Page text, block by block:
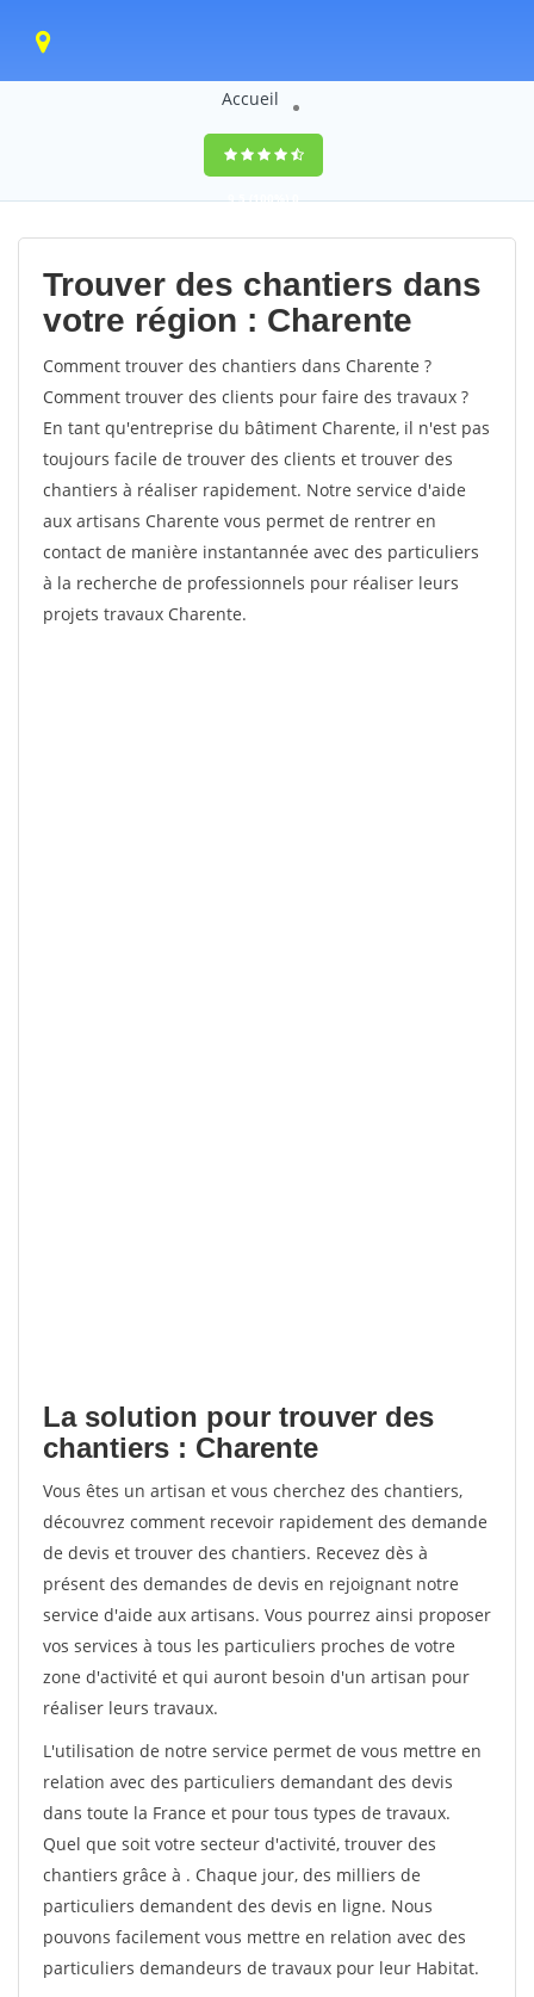
Accueil
9,5(100%)0
votes
Trouver des chantiers dans
votre région : Charente
Comment trouver des chantiers dans Charente ?
Comment trouver des clients pour faire des travaux ?
En tant qu'entreprise du bâtiment Charente, il n'est pas
toujours facile de trouver des clients et trouver des
chantiers à réaliser rapidement. Notre service d'aide
aux artisans Charente vous permet de rentrer en
contact de manière instantannée avec des particuliers
à la recherche de professionnels pour réaliser leurs
projets travaux Charente.
La solution pour trouver des
chantiers : Charente
Vous êtes un artisan et vous cherchez des chantiers,
découvrez comment recevoir rapidement des demande
de devis et trouver des chantiers. Recevez dès à
présent des demandes de devis en rejoignant notre
service d'aide aux artisans. Vous pourrez ainsi proposer
vos services à tous les particuliers proches de votre
zone d'activité et qui auront besoin d'un artisan pour
réaliser leurs travaux.
L'utilisation de notre service permet de vous mettre en
relation avec des particuliers demandant des devis
dans toute la France et pour tous types de travaux.
Quel que soit votre secteur d'activité, trouver des
chantiers grâce à . Chaque jour, des milliers de
particuliers demandent des devis en ligne. Nous
pouvons facilement vous mettre en relation avec des
particuliers demandeurs de travaux pour leur Habitat.